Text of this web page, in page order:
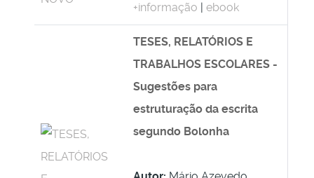
+informação | ebook
TESES, RELATÓRIOS E
TRABALHOS ESCOLARES -
Sugestões para
estruturação da escrita
segundo Bolonha